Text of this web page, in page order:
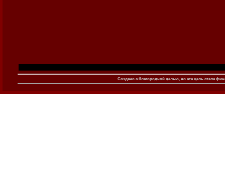
Создано c благородной целью, но эта цель стала